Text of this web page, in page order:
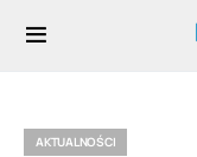
AKTUALNOŚCI